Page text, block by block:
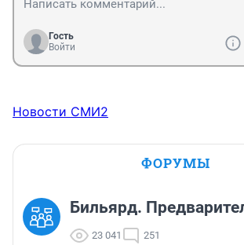
Гость
Войти
Новости СМИ2
ФОРУМЫ
Бильярд.
23 041 251